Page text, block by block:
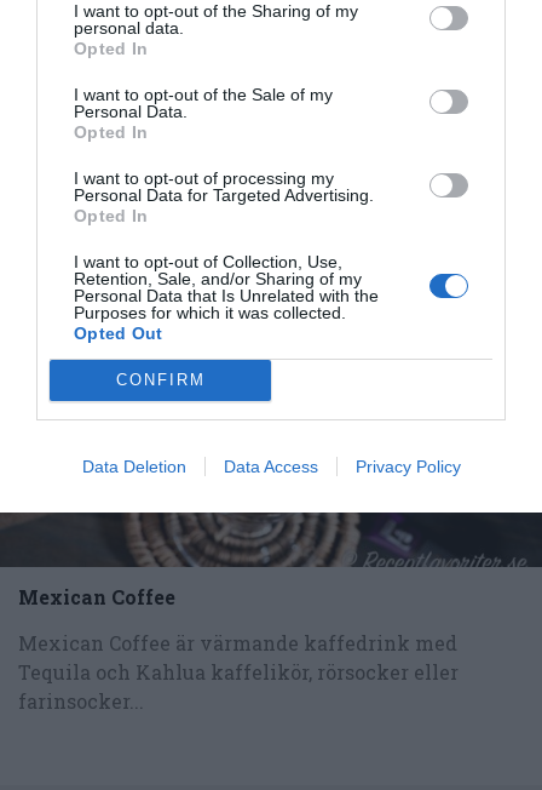
I want to opt-out of the Sharing of my
personal data.
Opted In
I want to opt-out of the Sale of my
Personal Data.
Opted In
I want to opt-out of processing my
Personal Data for Targeted Advertising.
Opted In
I want to opt-out of Collection, Use,
Retention, Sale, and/or Sharing of my
Personal Data that Is Unrelated with the
Purposes for which it was collected.
Opted Out
CONFIRM
Data Deletion Data Access Privacy Policy
Margarita cocktail
Margarita cocktail är en söt, sur och salt drink med
tequila, färskpressad lime samt apelsinlikör som...
Mexican Coffee
Mexican Coffee är värmande kaffedrink med
Tequila och Kahlua kaffelikör, rörsocker eller
farinsocker...
RECEPT